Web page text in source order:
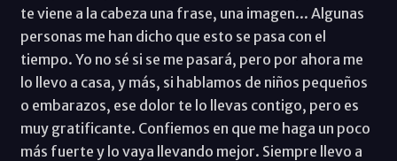
te viene a la cabeza una frase, una imagen... Algunas
personas me han dicho que esto se pasa con el
tiempo. Yo no sé si se me pasará, pero por ahora me
lo llevo a casa, y más, si hablamos de niños pequeños
o embarazos, ese dolor te lo llevas contigo, pero es
muy gratificante. Confiemos en que me haga un poco
más fuerte y lo vaya llevando mejor. Siempre llevo a